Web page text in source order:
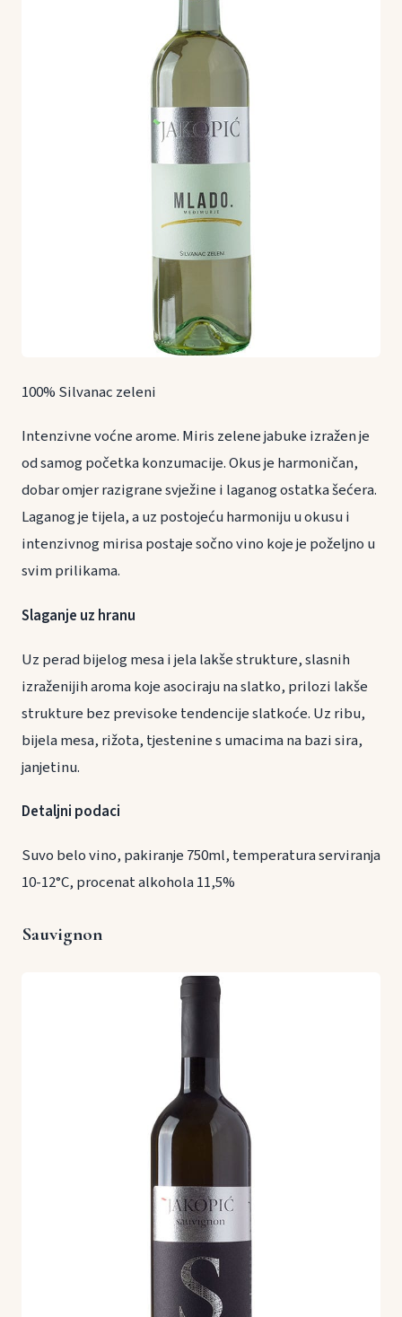
100% Silvanac zeleni
Intenzivne voćne arome. Miris zelene jabuke izražen je
od samog početka konzumacije. Okus je harmoničan,
dobar omjer razigrane svježine i laganog ostatka šećera.
Laganog je tijela, a uz postojeću harmoniju u okusu i
intenzivnog mirisa postaje sočno vino koje je poželjno u
svim prilikama.
Slaganje uz hranu
Uz perad bijelog mesa i jela lakše strukture, slasnih
izraženijih aroma koje asociraju na slatko, prilozi lakše
strukture bez previsoke tendencije slatkoće. Uz ribu,
bijela mesa, rižota, tjestenine s umacima na bazi sira,
janjetinu.
Detaljni podaci
Suvo belo vino, pakiranje 750ml, temperatura serviranja
10-12°C, procenat alkohola 11,5%
Sauvignon